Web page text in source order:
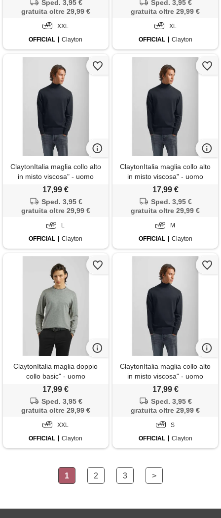
Sped. 3,95 €
gratuita oltre 29,99 €
XXL
OFFICIAL
Clayton
Sped. 3,95 €
gratuita oltre 29,99 €
XL
OFFICIAL
Clayton
ClaytonItalia maglia collo alto
in misto viscosa" - uomo
17,99 €
Sped. 3,95 €
gratuita oltre 29,99 €
L
OFFICIAL
Clayton
ClaytonItalia maglia collo alto
in misto viscosa" - uomo
17,99 €
Sped. 3,95 €
gratuita oltre 29,99 €
M
OFFICIAL
Clayton
ClaytonItalia maglia doppio
collo basic" - uomo
17,99 €
Sped. 3,95 €
gratuita oltre 29,99 €
XXL
OFFICIAL
Clayton
ClaytonItalia maglia collo alto
in misto viscosa" - uomo
17,99 €
Sped. 3,95 €
gratuita oltre 29,99 €
S
OFFICIAL
Clayton
1 2 3 >